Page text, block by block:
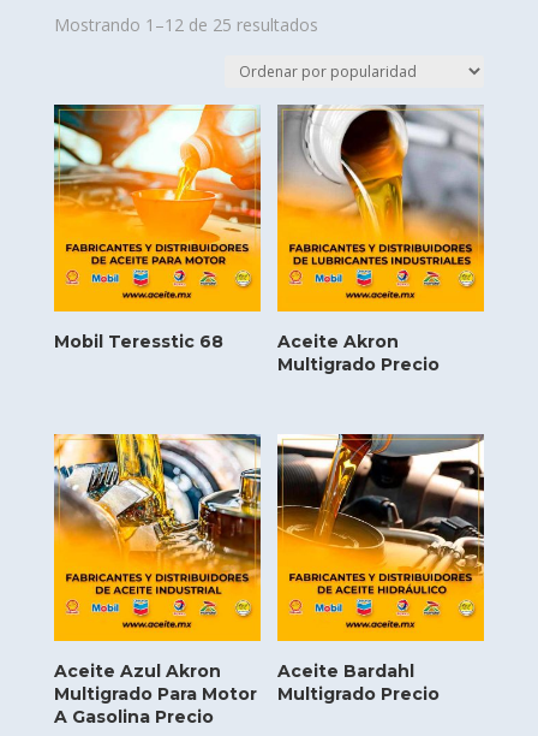
Mostrando 1–12 de 25 resultadosSorted
popularity
Mobil Teresstic 68
Aceite Akron
Multigrado Precio
Aceite Azul Akron
Multigrado Para Motor
A Gasolina Precio
Aceite Bardahl
Multigrado Precio